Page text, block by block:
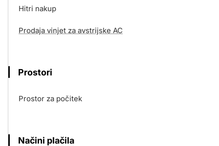
Hitri nakup
Prodaja vinjet za avstrijske AC
Prostori
Prostor za počitek
Načini plačila